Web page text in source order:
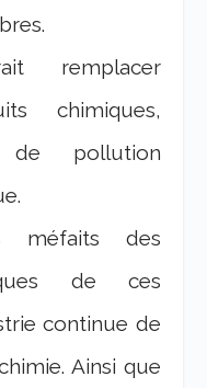
remplacer
chimiques,
de pollution
méfaits des
de ces
continue de
Ainsi que